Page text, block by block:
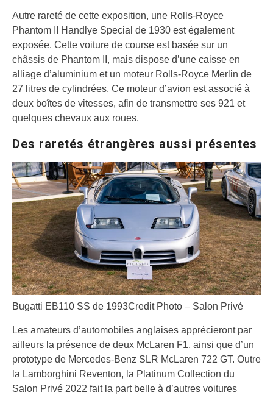
Autre rareté de cette exposition, une Rolls-Royce
Phantom II Handlye Special de 1930 est également
exposée. Cette voiture de course est basée sur un
châssis de Phantom II, mais dispose d’une caisse en
alliage d’aluminium et un moteur Rolls-Royce Merlin de
27 litres de cylindrées. Ce moteur d’avion est associé à
deux boîtes de vitesses, afin de transmettre ses 921 et
quelques chevaux aux roues.
Des raretés étrangères aussi présentes
Bugatti EB110 SS de 1993Credit Photo – Salon Privé
Les amateurs d’automobiles anglaises apprécieront par
ailleurs la présence de deux McLaren F1, ainsi que d’un
prototype de Mercedes-Benz SLR McLaren 722 GT. Outre
la Lamborghini Reventon, la Platinum Collection du
Salon Privé 2022 fait la part belle à d’autres voitures